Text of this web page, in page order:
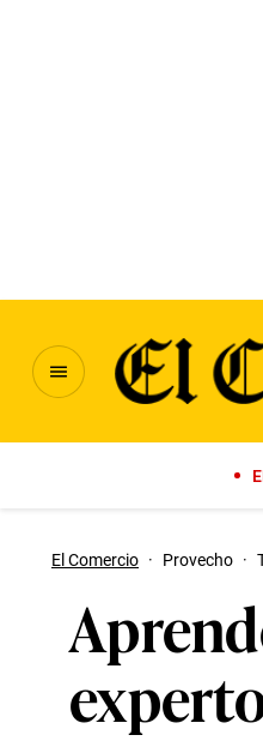
El Comercio · Provecho ·